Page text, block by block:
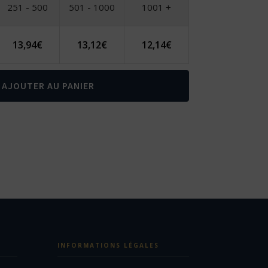
251 - 500 501 - 1000 1001 +
13,94€ 13,12€ 12,14€
AJOUTER AU PANIER
INFORMATIONS LÉGALES